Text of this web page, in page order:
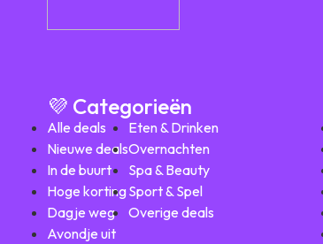
💜 Categorieën
Alle deals
Nieuwe deals
In de buurt
Hoge korting
Dagje weg
Avondje uit
Eten & Drinken
Overnachten
Spa & Beauty
Sport & Spel
Overige deals